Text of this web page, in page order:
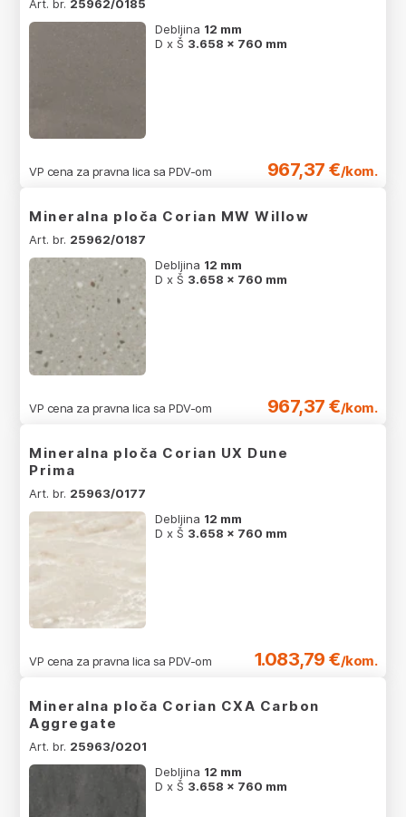
Art. br. 25962/0185
Debljina 12 mm
D x Š 3.658 x 760 mm
VP cena za pravna lica sa PDV-om 967,37 €/kom.
Mineralna ploča Corian MW Willow
Art. br. 25962/0187
Debljina 12 mm
D x Š 3.658 x 760 mm
VP cena za pravna lica sa PDV-om 967,37 €/kom.
Mineralna ploča Corian UX Dune
Prima
Art. br. 25963/0177
Debljina 12 mm
D x Š 3.658 x 760 mm
VP cena za pravna lica sa PDV-om 1.083,79 €/kom.
Mineralna ploča Corian CXA Carbon
Aggregate
Art. br. 25963/0201
Debljina 12 mm
D x Š 3.658 x 760 mm